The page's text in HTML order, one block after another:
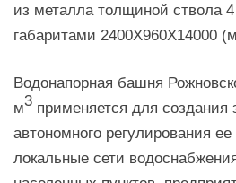
из металла толщиной ствола
габаритами 2400Х960Х14000
Водонапорная башня
м3 применяется для создания
автономного регулирования
локальные сети